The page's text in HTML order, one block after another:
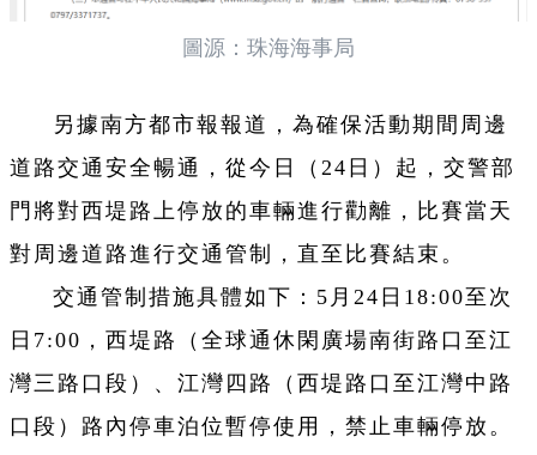
圖源：珠海海事局
另據南方都市報報道，為確保活動期間周邊
道路交通安全暢通，從今日（24日）起，交警部
門將對西堤路上停放的車輛進行勸離，比賽當天
對周邊道路進行交通管制，直至比賽結束。
交通管制措施具體如下：5月24日18:00至次
日7:00，西堤路（全球通休閑廣場南街路口至江
灣三路口段）、江灣四路（西堤路口至江灣中路
口段）路內停車泊位暫停使用，禁止車輛停放。